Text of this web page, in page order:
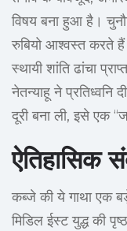
विषय बना हुआ है।
रुबियो आश्वस्त करते
स्थायी शांति ढांचा
नेतन्याहू ने
दूरी बना ली, इसे एक
ऐतिहासिक
कब्जे की ये गाथा एक
मिडिल ईस्ट युद्ध की